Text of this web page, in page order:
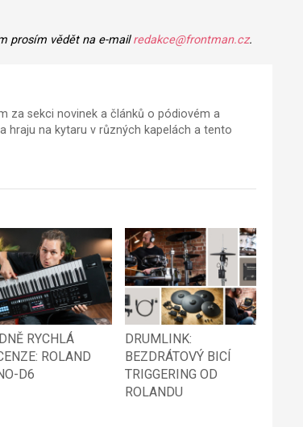
prosím vědět na e-mailredakce@frontman.cz.
za sekci novinek a článků o pódiovém a
hraju na kytaru v různých kapelách a tento
RYCHLÁ
ROLAND
D6
DRUMLINK:
BEZDRÁTOVÝ BICÍ
TRIGGERING OD
ROLANDU